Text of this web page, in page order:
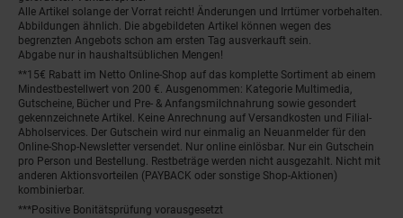
Alle Artikel solange der Vorrat reicht! Änderungen und Irrtümer vorbehalten.
Abbildungen ähnlich. Die abgebildeten Artikel können wegen des
begrenzten Angebots schon am ersten Tag ausverkauft sein.
Abgabe nur in haushaltsüblichen Mengen!
**15€ Rabatt im Netto Online-Shop auf das komplette Sortiment ab einem
Mindestbestellwert von 200 €. Ausgenommen: Kategorie Multimedia,
Gutscheine, Bücher und Pre- & Anfangsmilchnahrung sowie gesondert
gekennzeichnete Artikel. Keine Anrechnung auf Versandkosten und Filial-
Abholservices. Der Gutschein wird nur einmalig an Neuanmelder für den
Online-Shop-Newsletter versendet. Nur online einlösbar. Nur ein Gutschein
pro Person und Bestellung. Restbeträge werden nicht ausgezahlt. Nicht mit
anderen Aktionsvorteilen (PAYBACK oder sonstige Shop-Aktionen)
kombinierbar.
***Positive Bonitätsprüfung vorausgesetzt